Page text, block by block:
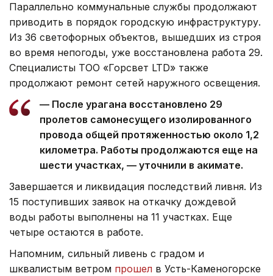
Параллельно коммунальные службы продолжают
приводить в порядок городскую инфраструктуру.
Из 36 светофорных объектов, вышедших из строя
во время непогоды, уже восстановлена работа 29.
Специалисты ТОО «Горсвет LTD» также
продолжают ремонт сетей наружного освещения.
— После урагана восстановлено 29
пролетов самонесущего изолированного
провода общей протяженностью около 1,2
километра. Работы продолжаются еще на
шести участках, — уточнили в акимате.
Завершается и ликвидация последствий ливня. Из
15 поступивших заявок на откачку дождевой
воды работы выполнены на 11 участках. Еще
четыре остаются в работе.
Напомним, сильный ливень с градом и
шквалистым ветром прошел в Усть-Каменогорске